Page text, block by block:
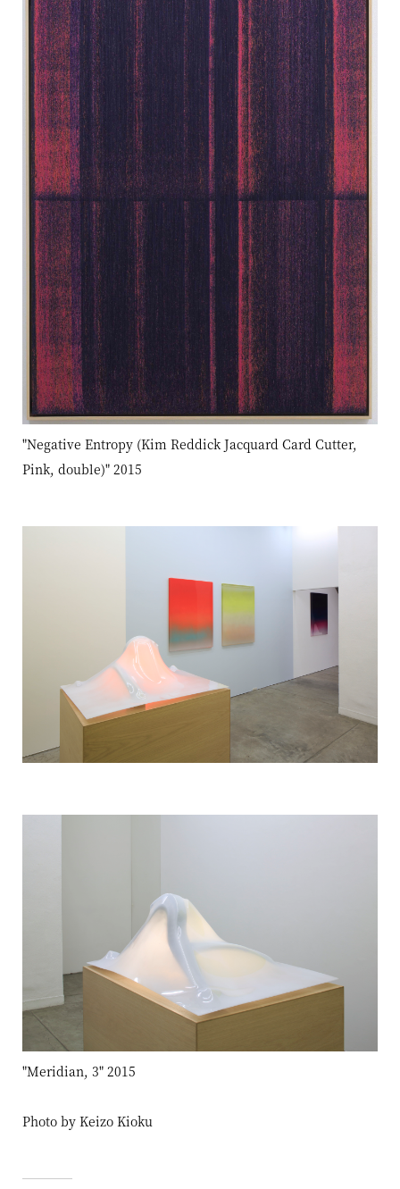
"Negative Entropy (Kim Reddick Jacquard Card Cutter,
Pink, double)" 2015
"Meridian, 3" 2015
Photo by Keizo Kioku